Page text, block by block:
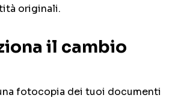
originali.
il cambio
fotocopia dei tuoi documenti